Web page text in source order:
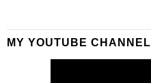
MY YOUTUBE CHANNEL